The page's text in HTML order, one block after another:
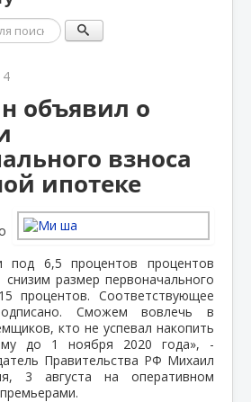
объявил о
взноса
ипотеке
под 6,5 процентов процентов
размер первоначального
процентов. Соответствующее
Сможем вовлечь в
кто не успевал накопить
до 1 ноября 2020 года», -
Правительства РФ Михаил
3 августа на оперативном